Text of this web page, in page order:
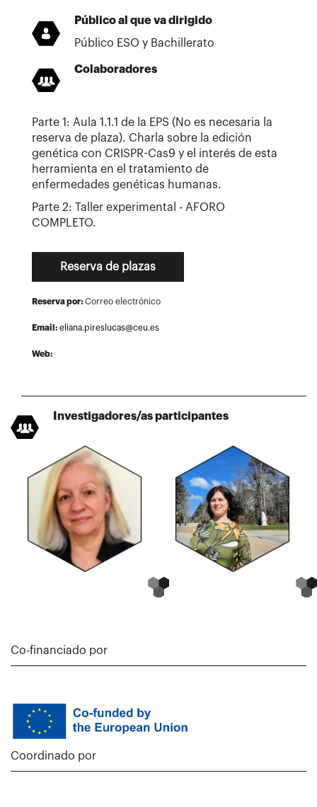
Público al que va dirigido
Público ESO y Bachillerato
Colaboradores
Parte 1: Aula 1.1.1 de la EPS (No es necesaria la
reserva de plaza). Charla sobre la edición
genética con CRISPR-Cas9 y el interés de esta
herramienta en el tratamiento de
enfermedades genéticas humanas.
Parte 2: Taller experimental - AFORO
COMPLETO.
Reserva de plazas
Reserva por: Correo electrónico
Email: eliana.pireslucas@ceu.es
Web:
Investigadores/as participantes
Co-financiado por
Coordinado por